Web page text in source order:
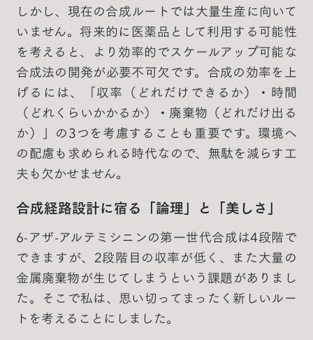
しかし、現在の合成ルートでは大量生産に向いて
いません。将来的に医薬品として利用する可能性
を考えると、より効率的でスケールアップ可能な
合成法の開発が必要不可欠です。合成の効率を上
げるには、「収率（どれだけできるか）・時間
（どれくらいかかるか）・廃棄物（どれだけ出る
か）」の3つを考慮することも重要です。環境へ
の配慮も求められる時代なので、無駄を減らす工
夫も欠かせません。
合成経路設計に宿る「論理」と「美しさ」
6-アザ-アルテミシニンの第一世代合成は4段階で
できますが、2段階目の収率が低く、また大量の
金属廃棄物が生じてしまうという課題がありまし
た。そこで私は、思い切ってまったく新しいルー
トを考えることにしました。